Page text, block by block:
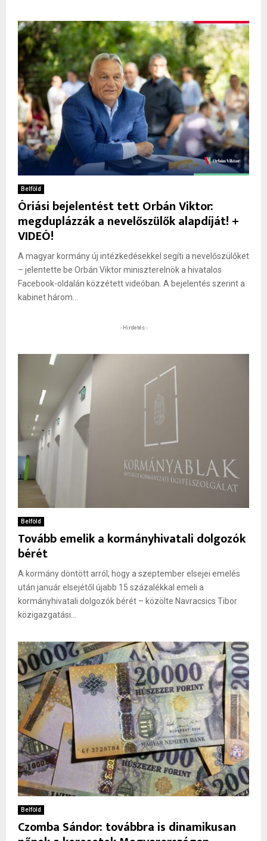
Belföld
Óriási bejelentést tett Orbán Viktor:
megduplázzák a nevelőszülők alapdíját! +
VIDEÓ!
A magyar kormány új intézkedésekkel segíti a nevelőszülőket
– jelentette be Orbán Viktor miniszterelnök a hivatalos
Facebook-oldalán közzétett videóban. A bejelentés szerint a
kabinet három...
- Hirdetés -
Belföld
Tovább emelik a kormányhivatali dolgozók
bérét
A kormány döntött arról, hogy a szeptember elsejei emelés
után január elsejétől újabb 15 százalékkal emeli a
kormányhivatali dolgozók bérét – közölte Navracsics Tibor
közigazgatási...
Belföld
Czomba Sándor: továbbra is dinamikusan